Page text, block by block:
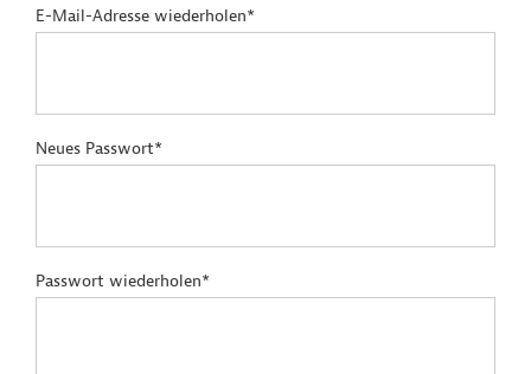
E-Mail-Adresse wiederholen*
Neues Passwort*
Passwort wiederholen*